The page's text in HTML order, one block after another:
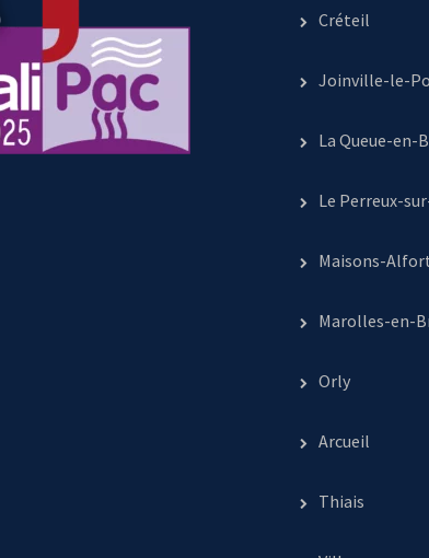
Créteil
Joinville-le-
La Queue-en-
Le Perreux-
Maisons-
Marolles-en-
Orly
Arcueil
Thiais